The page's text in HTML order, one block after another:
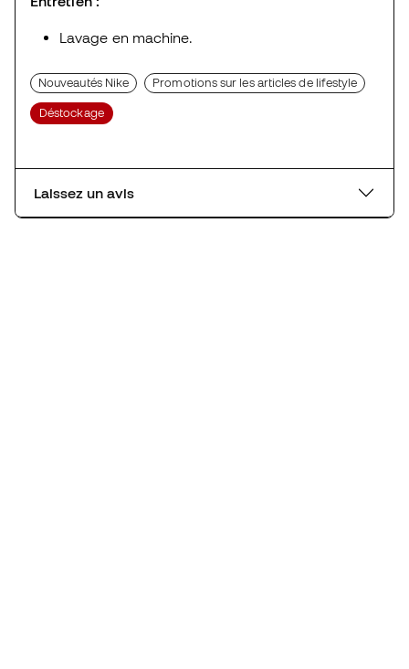
Lavage en machine.
Nouveautés Nike Promotions sur les articles de lifestyle
Déstockage
Laissez un avis